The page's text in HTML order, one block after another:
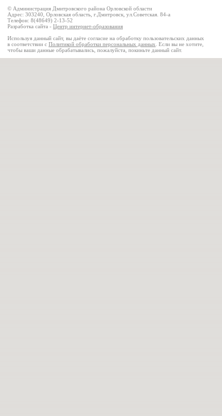
© Администрация Дмитровского района Орловской области
Адрес: 303240, Орловская область, г.Дмитровск, ул.Советская. 84-а
Телефон: 8(48649) 2-13-52
Разработка сайта - Центр интернет-образования
Используя данный сайт, вы даёте согласие на обработку пользовательских данных
в соответствии с Политикой обработки персональных данных . Если вы не хотите,
чтобы ваши данные обрабатывались, пожалуйста, покиньте данный сайт.